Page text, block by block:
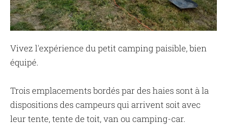
Vivez l'expérience du petit camping paisible, bien
équipé.
Trois emplacements bordés par des haies sont à la
dispositions des campeurs qui arrivent soit avec
leur tente, tente de toit, van ou camping-car.